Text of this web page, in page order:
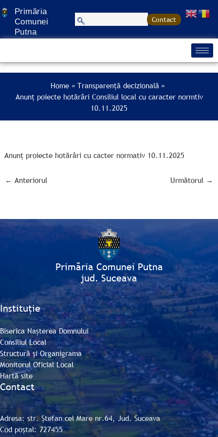
la
conținut
Primăria
Comunei
Putna
Contact
Home
Transparență decizională
Anunț poiecte hotărâri Consiliul local cu caracter normtiv
10.11.2025
Anunț proiecte hotărâri cu cacter normativ 10.11.2025
← Anteriorul Următorul →
Primăria Comunei Putna
jud. Suceava
Instituție
Biserica Nașterea Domnului
Consiliul Local
Structură și Organigrama
Monitorul Oficial Local
Hartă site
Contact
Adresa: str. Ștefan cel Mare nr.64, Jud. Suceava
Cod poștal: 727455